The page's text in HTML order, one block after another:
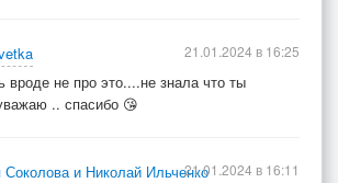
вроде не про это....не знала что ты
.. спасибо 😘
21.01.2024 в 16:25
Соколова и Николай Ильченко21.01.2024 в 16:11